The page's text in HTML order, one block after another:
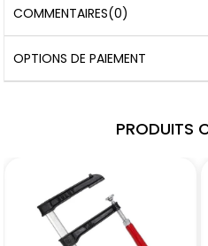
COMMENTAIRES(0)
OPTIONS DE PAIEMENT
PRODUITS